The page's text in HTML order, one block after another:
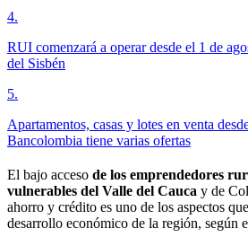
4.
RUI comenzará a operar desde el 1 de
del Sisbén
5.
Apartamentos, casas y lotes en venta
Bancolombia tiene varias ofertas
El bajo acceso de los emprendedores
vulnerables del Valle del Cauca y de
ahorro y crédito es uno de los aspectos
desarrollo económico de la región, según